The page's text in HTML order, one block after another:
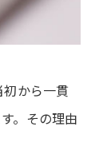
から一貫
。その理由